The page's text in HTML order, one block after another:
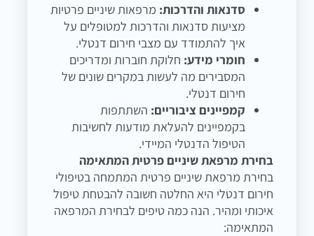
סדנאות והדרכות: מרפאות שיניים פרטיות
מציעות סדנאות והדרכות למטופלים על
איך להתמודד עם מצבי חירום דנטלי.
חומרי מידע: חלוקת חוברות ומדריכים
המסבירים מה לעשות במקרים שונים של
חירום דנטלי.
קמפיינים ציבוריים: השתתפות
בקמפיינים להעלאת מודעות לחשיבות
הטיפול הדנטלי המיידי.
בחירת מרפאת שיניים פרטית המתאימה
בחירת מרפאת שיניים פרטית המתמחה בטיפולי
חירום דנטלי היא החלטה חשובה להבטחת טיפול
איכותי ומהיר. הנה כמה טיפים לבחירת המרפאה
המתאימה: